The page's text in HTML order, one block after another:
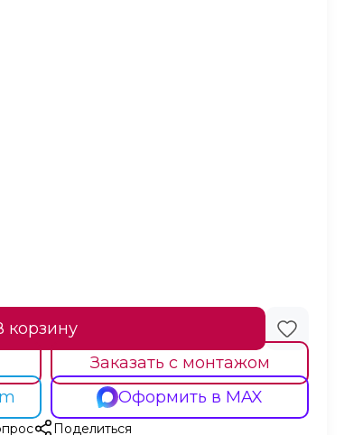
корзину
Заказать с монтажом
Оформить в MAX
Поделиться